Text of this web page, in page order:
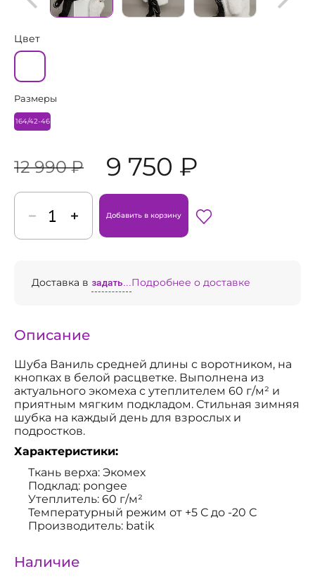
Цвет
Размеры
164/42-46
12 990 ₽ 9 750 ₽
Добавить в корзину
Доставка в задать...Подробнее о доставке
Описание
Шуба Ваниль средней длины с воротником, на
кнопках в белой расцветке. Выполнена из
актуального экомеха с утеплителем 60 г/м² и
приятным мягким подкладом. Стильная зимняя
шубка на каждый день для взрослых и
подростков.
Характеристики:
Ткань верха: Экомех
Подклад: pongee
Утеплитель: 60 г/м²
Температурный режим от +5 С до -20 С
Производитель: batik
Наличие